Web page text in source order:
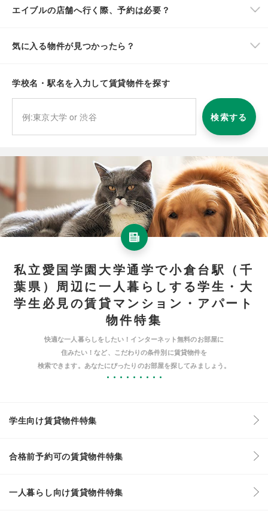
エイブルの店舗へ行く際、予約は必要？
気に入る物件が見つかったら？
学校名・駅名を入力して賃貸物件を探す
検索する
私立愛国学園大学通学で小倉台駅（千
葉県）周辺に一人暮らしする学生・大
学生必見の賃貸マンション・アパート
物件特集
快適な一人暮らしをしたい！インターネット無料のお部屋に
住みたい！など、こだわりの条件別に賃貸物件を
検索できます。あなたにぴったりのお部屋を探してみましょう。
学生向け賃貸物件特集
合格前予約可の賃貸物件特集
一人暮らし向け賃貸物件特集